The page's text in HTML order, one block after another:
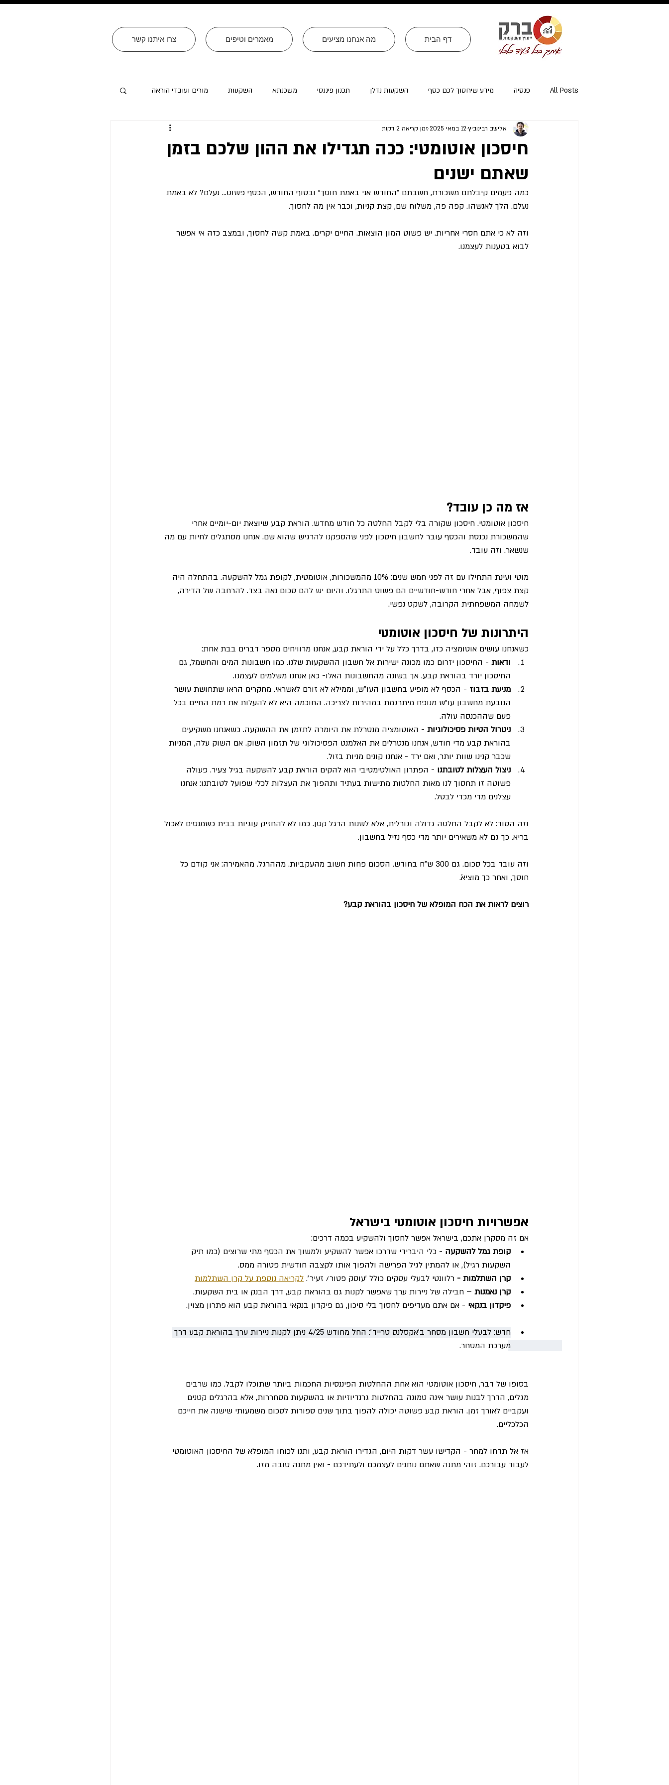
צרו איתנו קשר מאמרים וטיפים מה אנחנו מציעים דף הבית
All Posts פנסיה מידע שיחסוך לכם כסף השקעות נדלן תכנון פיננסי משכנתא השקעות מורים ועובדי הוראה
ייעוץ פרישה ומיסוי פרישה אזרחי ארה״ב עסקים
חיסכון אוטומטי: ככה תגדילו את ההון שלכם בזמן
שאתם ישנים
אלישב רבינוביץ12 במאי 2025 זמן קריאה 2 דקות
כמה פעמים קיבלתם משכורת, חשבתם "החודש אני באמת חוסך" ובסוף החודש, הכסף פשוט... נעלם? לא באמת
נעלם. הלך לאנשהו. קפה פה, משלוח שם, קצת קניות, וכבר אין מה לחסוך.
וזה לא כי אתם חסרי אחריות. יש פשוט המון הוצאות. החיים יקרים. באמת קשה לחסוך, ובמצב כזה אי אפשר
לבוא בטענות לעצמנו.
אז מה כן עובד?
חיסכון אוטומטי. חיסכון שקורה בלי לקבל החלטה כל חודש מחדש. הוראת קבע שיוצאת יום-יומיים אחרי
שהמשכורת נכנסת והכסף עובר לחשבון חיסכון לפני שהספקנו להרגיש שהוא שם. אנחנו מסתגלים לחיות עם מה
שנשאר. וזה עובד.
מוטי ועינת התחילו עם זה לפני חמש שנים: 10% מהמשכורות, אוטומטית, לקופת גמל להשקעה. בהתחלה היה
קצת צפוף, אבל אחרי חודש-חודשיים הם פשוט התרגלו. והיום יש להם סכום נאה בצד. להרחבה של הדירה,
לשמחה המשפחתית הקרובה, לשקט נפשי.
היתרונות של חיסכון אוטומטי
כשאנחנו עושים אוטומציה כזו, בדרך כלל על ידי הוראת קבע, אנחנו מרוויחים מספר דברים בבת אחת:
ודאות - החיסכון יזרום כמו מכונה ישירות אל חשבון ההשקעות שלנו. כמו חשבונות המים והחשמל, גם
החיסכון יורד בהוראת קבע. אך בשונה מהחשבונות האלו- כאן אנחנו משלמים לעצמנו.
מניעת בזבוז - הכסף לא מופיע בחשבון העו״ש, וממילא לא זורם לאשראי. מחקרים הראו שתחושת עושר
הנובעת מחשבון עו״ש מנופח מיתרגמת במהירות לצריכה. החוכמה היא לא להעלות את רמת החיים בכל
פעם שההכנסה עולה.
ניטרול הטיות פסיכולוגיות - האוטומציה מנטרלת את היומרה לתזמן את ההשקעה. כשאנחנו משקיעים
בהוראת קבע מדי חודש, אנחנו מנטרלים את האלמנט הפסיכולוגי של תזמון השוק. אם השוק עלה, המניות
שכבר קנינו שוות יותר, ואם ירד - אנחנו קונים מניות בזול.
ניצול העצלות לטובתנו - הפתרון האולטימטיבי הוא להקים הוראת קבע להשקעה בגיל צעיר. פעולה
פשוטה זו תחסוך לנו מאות החלטות מתישות בעתיד ותהפוך את העצלות לכלי שפועל לטובתנו: אנחנו
עצלנים מדי מכדי לבטל.
וזה הסוד: לא לקבל החלטה גדולה וגורלית, אלא לשנות הרגל קטן. כמו לא להחזיק עוגיות בבית כשמנסים לאכול
בריא. כך גם לא משאירים יותר מדי כסף נזיל בחשבון.
וזה עובד בכל סכום. גם 300 ש"ח בחודש. הסכום פחות חשוב מהעקביות. מההרגל. מהאמירה: אני קודם כל
חוסך, ואחר כך מוציא.ֿ
רוצים לראות את הכח המופלא של חיסכון בהוראת קבע?
אפשרויות חיסכון אוטומטי בישראל
אם זה מסקרן אתכם, בישראל אפשר לחסוך ולהשקיע בכמה דרכים:
קופת גמל להשקעה - כלי היברידי שדרכו אפשר להשקיע ולמשוך את הכסף מתי שרוצים (כמו תיק
השקעות רגיל), או להמתין לגיל הפרישה ולהפוך אותו לקצבה חודשית פטורה ממס.
קרן השתלמות - רלוונטי לבעלי עסקים כולל ׳עוסק פטור/ זעיר׳. לקריאה נוספת על קרן השתלמות
קרן נאמנות – חבילה של ניירות ערך שאפשר לקנות גם בהוראת קבע, דרך הבנק או בית השקעות.
פיקדון בנקאי - אם אתם מעדיפים לחסוך בלי סיכון, גם פיקדון בנקאי בהוראת קבע הוא פתרון מצוין.
חדש: לבעלי חשבון מסחר ב׳אקסלנס טרייד׳: החל מחודש 4/25 ניתן לקנות ניירות ערך בהוראת קבע דרך
מערכת המסחר.
בסופו של דבר, חיסכון אוטומטי הוא אחת ההחלטות הפיננסיות החכמות ביותר שתוכלו לקבל. כמו שרבים
מגלים, הדרך לבנות עושר אינה טמונה בהחלטות גרנדיוזיות או בהשקעות מסחררות, אלא בהרגלים קטנים
ועקביים לאורך זמן. הוראת קבע פשוטה יכולה להפוך בתוך שנים ספורות לסכום משמעותי שישנה את חייכם
הכלכליים.
אז אל תדחו למחר - הקדישו עשר דקות היום, הגדירו הוראת קבע, ותנו לכוחו המופלא של החיסכון האוטומטי
לעבוד עבורכם. זוהי מתנה שאתם נותנים לעצמכם ולעתידכם - ואין מתנה טובה מזו.